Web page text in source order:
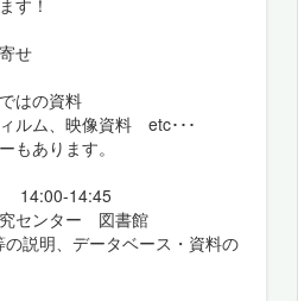
す！
せ
はの資料
ルム、映像資料 etc･･･
あります。
14:00-14:45
センター 図書館
説明、データベース・資料の